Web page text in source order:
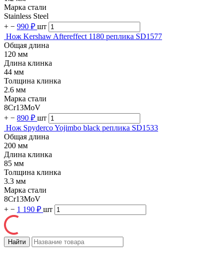
Марка стали
Stainless Steel
+ − 990 ₽ шт
Нож Kershaw Aftereffect 1180 реплика SD1577
Общая длина
120 мм
Длина клинка
44 мм
Толщина клинка
2.6 мм
Марка стали
8Cr13MoV
+ − 890 ₽ шт
Нож Spyderco Yojimbo black реплика SD1533
Общая длина
200 мм
Длина клинка
85 мм
Толщина клинка
3.3 мм
Марка стали
8Cr13MoV
+ − 1 190 ₽ шт